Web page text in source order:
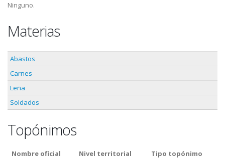
Ninguno.
Materias
Abastos
Carnes
Leña
Soldados
Topónimos
Nombre oficial Nivel territorial
Tipo topónimo